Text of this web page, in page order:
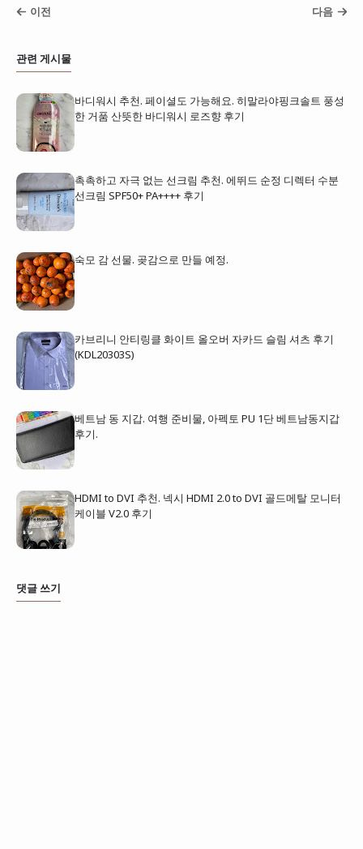
이전 다음
관련 게시물
바디워시 추천. 페이셜도 가능해요. 히말라야핑크솔트 풍성
한 거품 산뜻한 바디워시 로즈향 후기
촉촉하고 자극 없는 선크림 추천. 에뛰드 순정 디렉터 수분
선크림 SPF50+ PA++++ 후기
숙모 감 선물. 곶감으로 만들 예정.
카브리니 안티링클 화이트 올오버 자카드 슬림 셔츠 후기
(KDL20303S)
베트남 동 지갑. 여행 준비물, 아펙토 PU 1단 베트남동지갑
후기.
HDMI to DVI 추천. 넥시 HDMI 2.0 to DVI 골드메탈 모니터
케이블 V2.0 후기
댓글 쓰기